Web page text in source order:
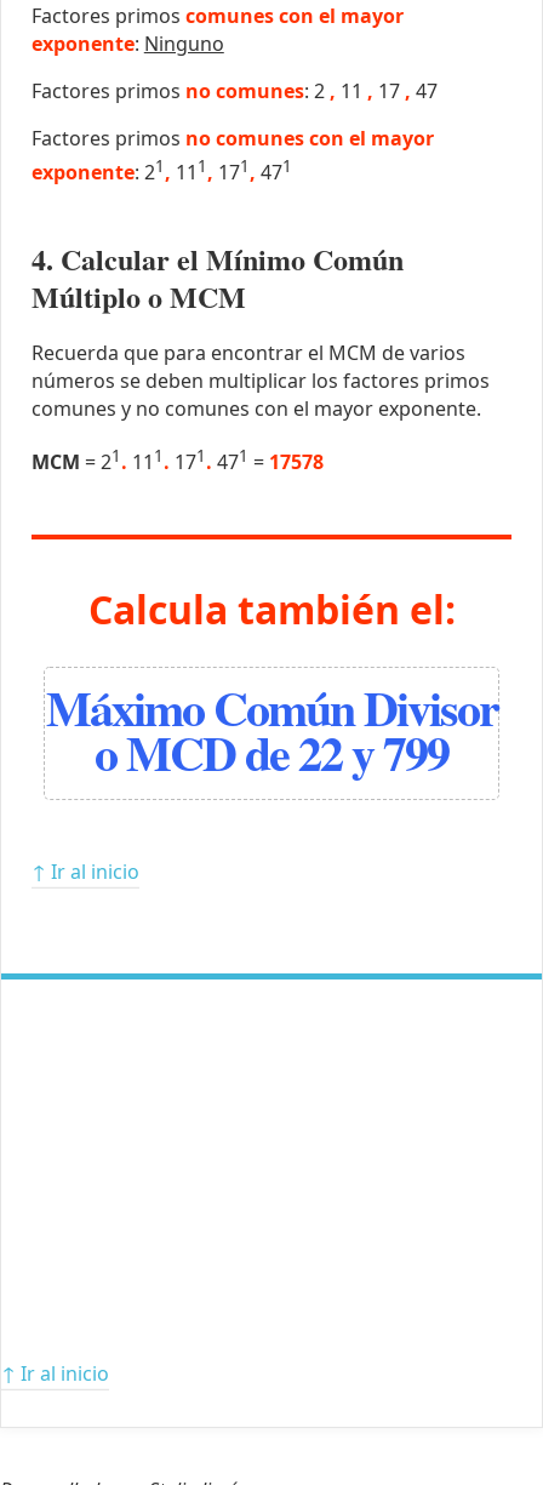
Factores primos comunes con el mayor
exponente: Ninguno
Factores primos no comunes: 2 , 11 , 17 , 47
Factores primos no comunes con el mayor
exponente: 21 , 11 1 , 171 , 471
4. Calcular el Mínimo Común
Múltiplo o MCM
Recuerda que para encontrar el MCM de varios
números se deben multiplicar los factores primos
comunes y no comunes con el mayor exponente.
MCM = 21 . 11 1 . 171 . 471 = 17578
Calcula también el:
Máximo Común Divisor
o MCD de 22 y 799
↑ Ir al inicio
↑ Ir al inicio